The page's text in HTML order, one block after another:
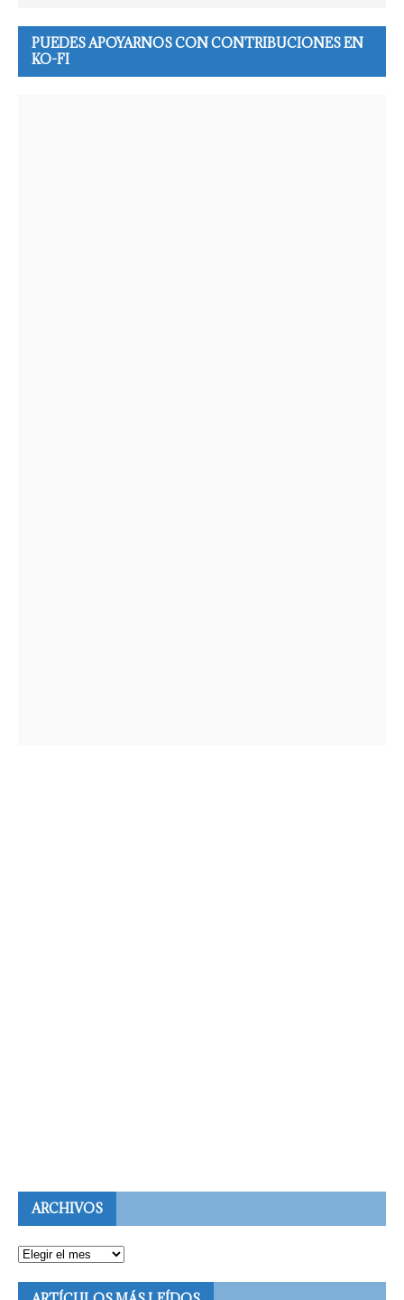
PUEDES APOYARNOS CON CONTRIBUCIONES EN
KO-FI
ARCHIVOS